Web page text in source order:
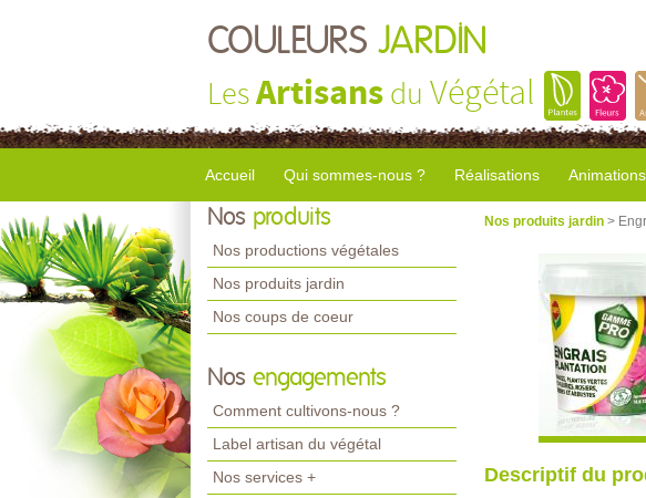
COULEURS JARDIN
LesArtisans du Végétal
Accueil Qui sommes-nous ? Réalisations Animations
Nos produits
Nos productions végétales
Nos produits jardin
Nos coups de coeur
Nos engagements
Comment cultivons-nous ?
Label artisan du végétal
Nos services +
Nos produits jardin >
Descriptif du